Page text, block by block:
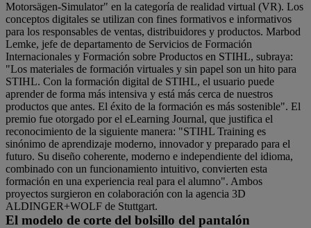
Motorsägen-Simulator" en la categoría de realidad virtual (VR). Los
conceptos digitales se utilizan con fines formativos e informativos
para los responsables de ventas, distribuidores y productos. Marbod
Lemke, jefe de departamento de Servicios de Formación
Internacionales y Formación sobre Productos en STIHL, subraya:
"Los materiales de formación virtuales y sin papel son un hito para
STIHL. Con la formación digital de STIHL, el usuario puede
aprender de forma más intensiva y está más cerca de nuestros
productos que antes. El éxito de la formación es más sostenible". El
premio fue otorgado por el eLearning Journal, que justifica el
reconocimiento de la siguiente manera: "STIHL Training es
sinónimo de aprendizaje moderno, innovador y preparado para el
futuro. Su diseño coherente, moderno e independiente del idioma,
combinado con un funcionamiento intuitivo, convierten esta
formación en una experiencia real para el alumno". Ambos
proyectos surgieron en colaboración con la agencia 3D
ALDINGER+WOLF de Stuttgart.
El modelo de corte del bolsillo del pantalón